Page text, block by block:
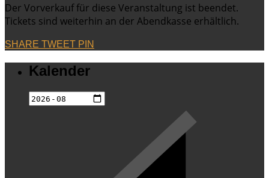
Der Vorverkauf für diese Veranstaltung ist beendet.
Tickets sind weiterhin an der Abendkasse erhältlich.
SHARE TWEET PIN
Kalender